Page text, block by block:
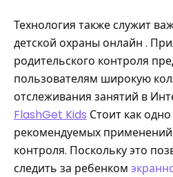
Технология также служит
детской охраны онлайн .
родительского контроля
пользователям широкую
отслеживания занятий в
FlashGet Kids Стоит как
рекомендуемых применений
контроля. Поскольку это
следить за ребенком